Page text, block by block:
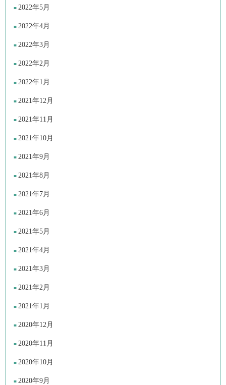
2022年5月
2022年4月
2022年3月
2022年2月
2022年1月
2021年12月
2021年11月
2021年10月
2021年9月
2021年8月
2021年7月
2021年6月
2021年5月
2021年4月
2021年3月
2021年2月
2021年1月
2020年12月
2020年11月
2020年10月
2020年9月